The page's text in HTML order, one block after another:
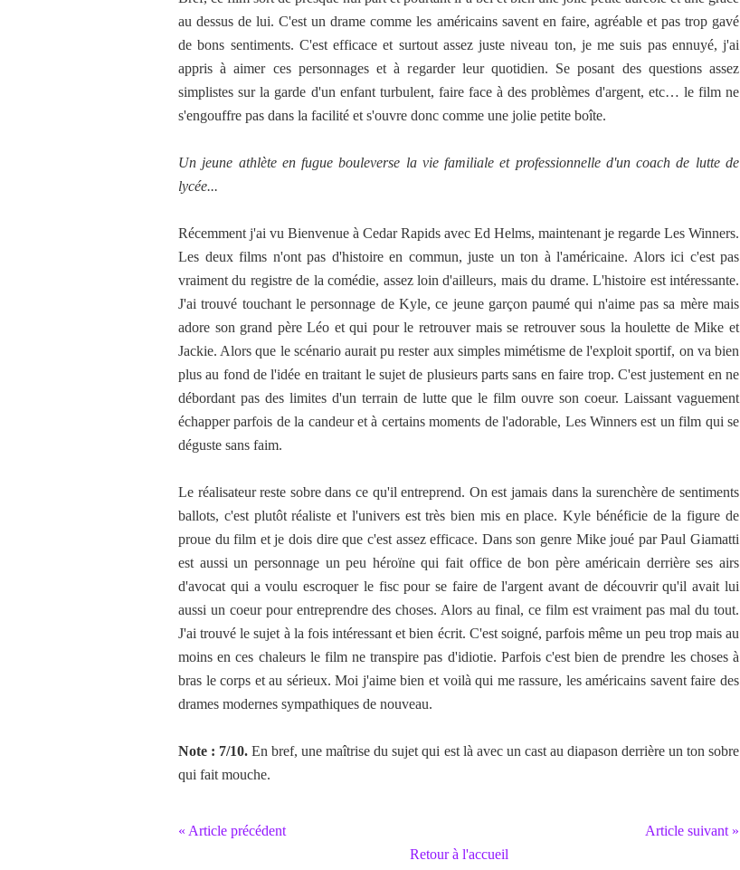
au dessus de lui. C'est un drame comme les américains savent en faire, agréable et pas trop gavé
de bons sentiments. C'est efficace et surtout assez juste niveau ton, je me suis pas ennuyé, j'ai
appris à aimer ces personnages et à regarder leur quotidien. Se posant des questions assez
simplistes sur la garde d'un enfant turbulent, faire face à des problèmes d'argent, etc… le film ne
s'engouffre pas dans la facilité et s'ouvre donc comme une jolie petite boîte.
Un jeune athlète en fugue bouleverse la vie familiale et professionnelle d'un coach de lutte de
lycée...
Récemment j'ai vu Bienvenue à Cedar Rapids avec Ed Helms, maintenant je regarde Les Winners.
Les deux films n'ont pas d'histoire en commun, juste un ton à l'américaine. Alors ici c'est pas
vraiment du registre de la comédie, assez loin d'ailleurs, mais du drame. L'histoire est intéressante.
J'ai trouvé touchant le personnage de Kyle, ce jeune garçon paumé qui n'aime pas sa mère mais
adore son grand père Léo et qui pour le retrouver mais se retrouver sous la houlette de Mike et
Jackie. Alors que le scénario aurait pu rester aux simples mimétisme de l'exploit sportif, on va bien
plus au fond de l'idée en traitant le sujet de plusieurs parts sans en faire trop. C'est justement en ne
débordant pas des limites d'un terrain de lutte que le film ouvre son coeur. Laissant vaguement
échapper parfois de la candeur et à certains moments de l'adorable, Les Winners est un film qui se
déguste sans faim.
Le réalisateur reste sobre dans ce qu'il entreprend. On est jamais dans la surenchère de sentiments
ballots, c'est plutôt réaliste et l'univers est très bien mis en place. Kyle bénéficie de la figure de
proue du film et je dois dire que c'est assez efficace. Dans son genre Mike joué par Paul Giamatti
est aussi un personnage un peu héroïne qui fait office de bon père américain derrière ses airs
d'avocat qui a voulu escroquer le fisc pour se faire de l'argent avant de découvrir qu'il avait lui
aussi un coeur pour entreprendre des choses. Alors au final, ce film est vraiment pas mal du tout.
J'ai trouvé le sujet à la fois intéressant et bien écrit. C'est soigné, parfois même un peu trop mais au
moins en ces chaleurs le film ne transpire pas d'idiotie. Parfois c'est bien de prendre les choses à
bras le corps et au sérieux. Moi j'aime bien et voilà qui me rassure, les américains savent faire des
drames modernes sympathiques de nouveau.
Note : 7/10. En bref, une maîtrise du sujet qui est là avec un cast au diapason derrière un ton sobre
qui fait mouche.
« Article précédent
Article suivant »
Retour à l'accueil